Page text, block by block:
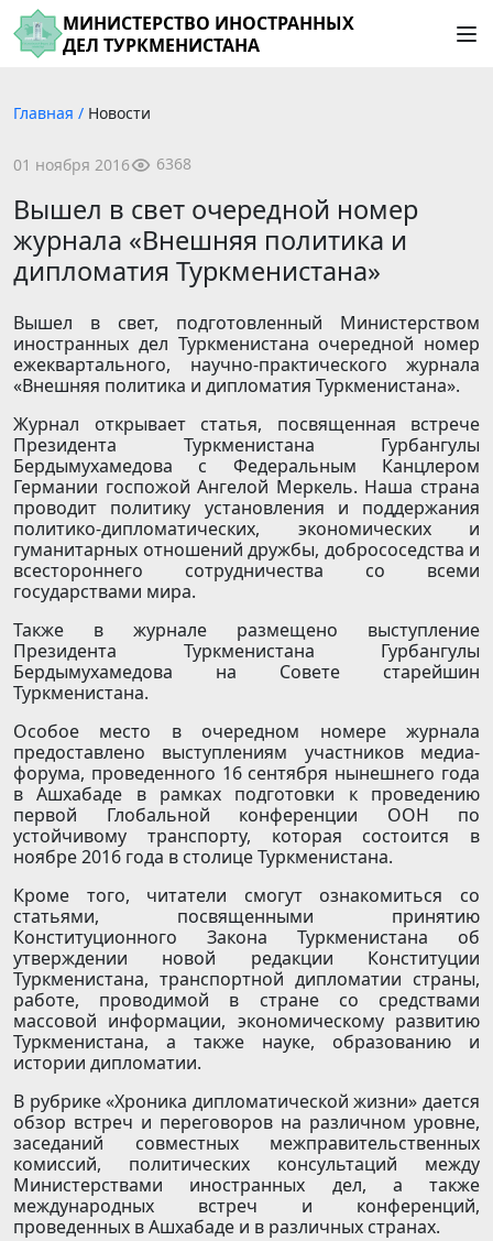
МИНИСТЕРСТВО ИНОСТРАННЫХ
ДЕЛ ТУРКМЕНИСТАНА
Главная / Новости
01 ноября 2016 6368
Вышел в свет очередной номер
журнала «Внешняя политика и
дипломатия Туркменистана»
Вышел в свет, подготовленный Министерством
иностранных дел Туркменистана очередной номер
ежеквартального, научно-практического журнала
«Внешняя политика и дипломатия Туркменистана».
Журнал открывает статья, посвященная встрече
Президента Туркменистана Гурбангулы
Бердымухамедова с Федеральным Канцлером
Германии госпожой Ангелой Меркель. Наша страна
проводит политику установления и поддержания
политико-дипломатических, экономических и
гуманитарных отношений дружбы, добрососедства и
всестороннего сотрудничества со всеми
государствами мира.
Также в журнале размещено выступление
Президента Туркменистана Гурбангулы
Бердымухамедова на Совете старейшин
Туркменистана.
Особое место в очередном номере журнала
предоставлено выступлениям участников медиа-
форума, проведенного 16 сентября нынешнего года
в Ашхабаде в рамках подготовки к проведению
первой Глобальной конференции ООН по
устойчивому транспорту, которая состоится в
ноябре 2016 года в столице Туркменистана.
Кроме того, читатели смогут ознакомиться со
статьями, посвященными принятию
Конституционного Закона Туркменистана об
утверждении новой редакции Конституции
Туркменистана, транспортной дипломатии страны,
работе, проводимой в стране со средствами
массовой информации, экономическому развитию
Туркменистана, а также науке, образованию и
истории дипломатии.
В рубрике «Хроника дипломатической жизни» дается
обзор встреч и переговоров на различном уровне,
заседаний совместных межправительственных
комиссий, политических консультаций между
Министерствами иностранных дел, а также
международных встреч и конференций,
проведенных в Ашхабаде и в различных странах.